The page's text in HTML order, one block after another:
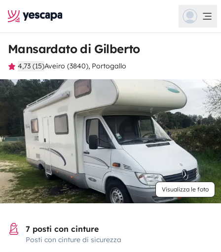
Mansardato di Gilberto
4,73 (15)Aveiro (3840), Portogallo
Visualizza le foto
7 posti con cinture
Posti con cinture di sicurezza